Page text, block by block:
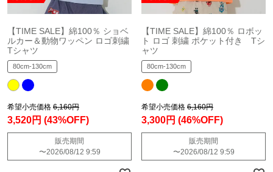
【TIME SALE】綿100％ ショベ
ルカー＆動物ワッペン ロゴ刺繍
Tシャツ
80cm-130cm
希望小売価格 6,160円
3,520円 (43%OFF)
販売期間
〜2026/08/12 9:59
【TIME SALE】綿100％ ロボッ
ト ロゴ 刺繍 ポケット付き Tシ
ャツ
80cm-130cm
希望小売価格 6,160円
3,300円 (46%OFF)
販売期間
〜2026/08/12 9:59